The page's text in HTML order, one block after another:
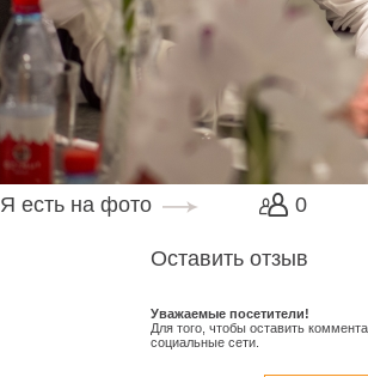
0
Я есть на фото
Оставить отзыв
Уважаемые посетители!
Для того, чтобы оставить
социальные сети.